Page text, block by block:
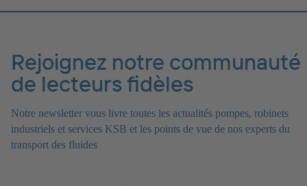
Rejoignez notre communauté
de lecteurs fidèles
Notre newsletter vous livre toutes les actualités pompes, robinets
industriels et services KSB et les points de vue de nos experts du
transport des fluides